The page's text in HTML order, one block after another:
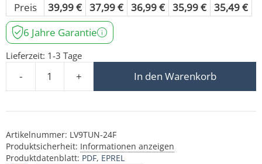
Preis
39,99€ 37,99€ 36,99€ 35,99€ 35,49€
6 Jahre Garantie
Lieferzeit: 1-3 Tage
-
24V Tunable White LED Modul | 9W & Vollspektrum
+ In den Warenkorb
Artikelnummer: LV9TUN-24F
Produktsicherheit: Informationen anzeigen
Produktdatenblatt: PDF EPREL